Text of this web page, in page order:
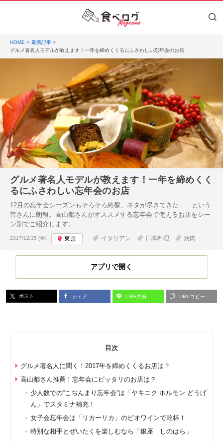
HOME
最新記事
グルメ著名人モデルが教えます！一年を締めくくるにふさわしい忘年会のお店
グルメ著名人モデルが教えます！一年を締めくく
るにふさわしい忘年会のお店
12月の忘年会シーズンもそろそろ終盤。ネタが尽きてきた……という
皆さんに朗報。高山都さんがオススメする忘年会で使えるお店をシー
ン別でご紹介します。
投稿日:
2017/12/15 (金) 東京 イタリアン 日本料理 焼肉
アプリで開く
ポスト シェア LINE共有 URLコピー
目次
グルメ著名人に聞く！2017年を締めくくるお店は？
高山都さん推薦！忘年会にピッタリのお店は？
少人数での“こぢんまり忘年会”は「ヤキニク ホルモン どうげ
ん」でスタミナ補充！
女子会忘年会は「リカーリカ」のビオワインで乾杯！
特別な相手とぜいたくを楽しむなら「銀座 しのはら」